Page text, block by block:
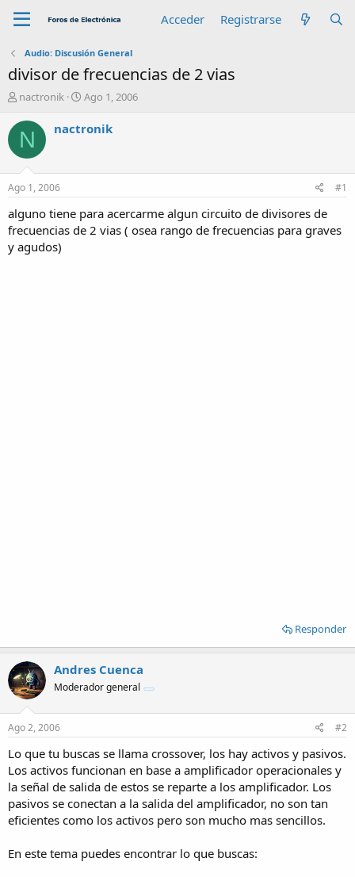
Acceder Registrarse
Audio: Discusión General
divisor de frecuencias de 2 vias
A
t
o
r
nactronik
F
c
n
c
Ago 1, 2006
N nactronik
Ago 1, 2006 #1
alguno tiene para acercarme algun circuito de divisores de
frecuencias de 2 vias ( osea rango de frecuencias para graves
y agudos)
Responder
Andres Cuenca
Moderador general
Ago 2, 2006 #2
Lo que tu buscas se llama crossover, los hay activos y pasivos.
Los activos funcionan en base a amplificador operacionales y
la señal de salida de estos se reparte a los amplificador. Los
pasivos se conectan a la salida del amplificador, no son tan
eficientes como los activos pero son mucho mas sencillos.
En este tema puedes encontrar lo que buscas: